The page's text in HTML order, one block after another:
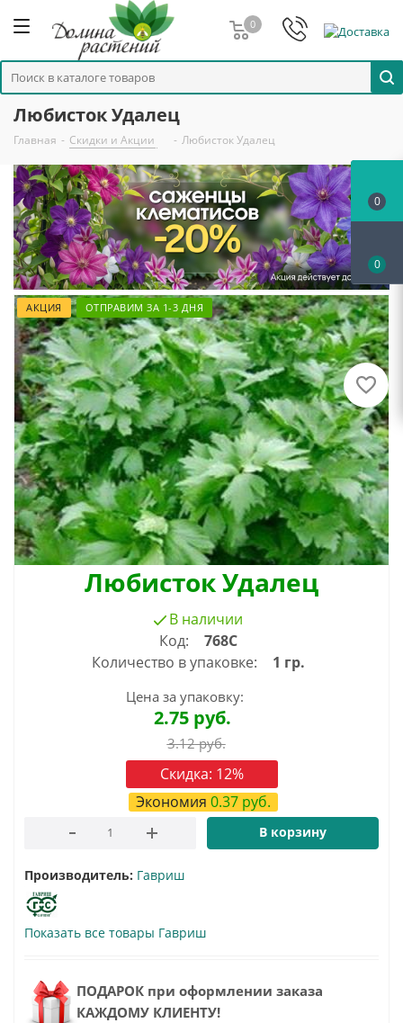
0
Любисток Удалец
Главная - Скидки и Акции - Любисток Удалец
АКЦИЯ ОТПРАВИМ ЗА 1-3 ДНЯ
Любисток Удалец
В наличии
Код:
768С
Количество в упаковке:
1 гр.
Цена за упаковку:
2.75 руб.
3.12руб.
Скидка: 12%
Экономия 0.37руб.
В корзину
Производитель: Гавриш
Показать все товары Гавриш
ПОДАРОК при оформлении заказа
КАЖДОМУ КЛИЕНТУ!
0
0